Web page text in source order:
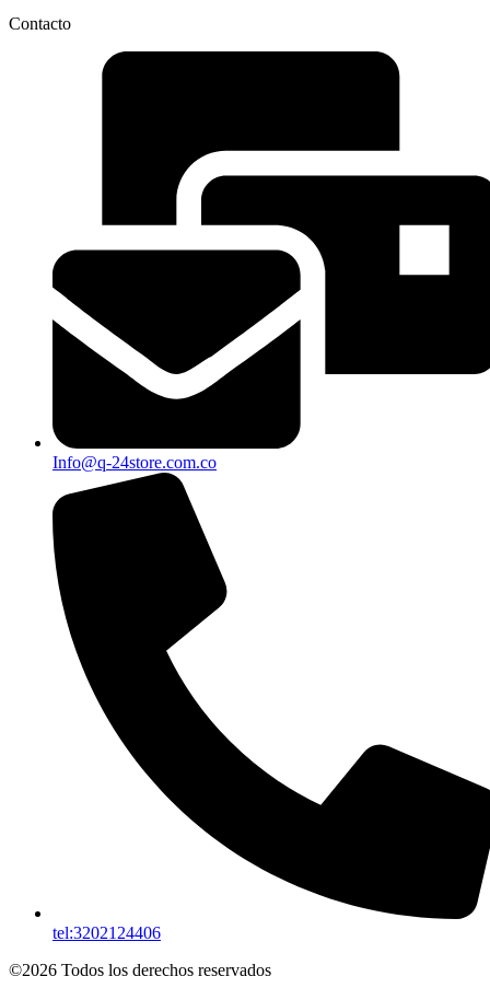
Contacto
Info@q-24store.com.co
tel:3202124406
©2026 Todos los derechos reservados